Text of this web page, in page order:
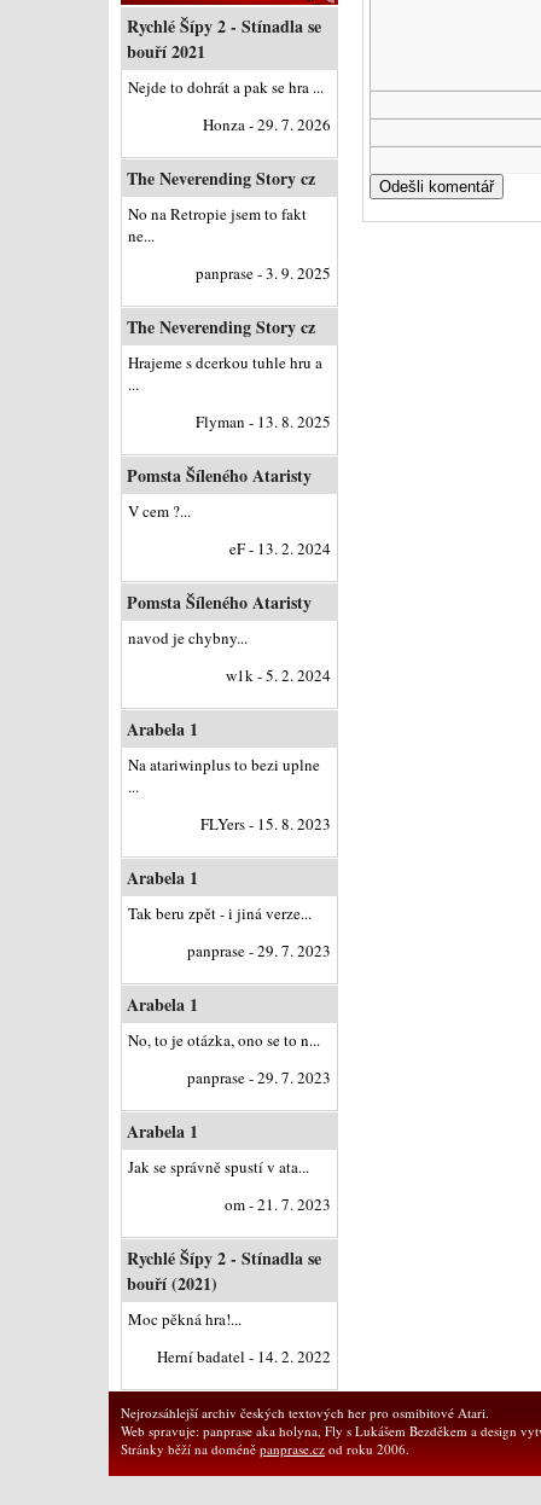
Rychlé Šípy 2 - Stínadla se
bouří 2021
Nejde to dohrát a pak se hra ...
Honza - 29. 7. 2026
The Neverending Story cz
No na Retropie jsem to fakt
ne...
panprase - 3. 9. 2025
The Neverending Story cz
Hrajeme s dcerkou tuhle hru a
...
Flyman - 13. 8. 2025
Pomsta Šíleného Ataristy
V cem ?...
eF - 13. 2. 2024
Pomsta Šíleného Ataristy
navod je chybny...
w1k - 5. 2. 2024
Arabela 1
Na atariwinplus to bezi uplne
...
FLYers - 15. 8. 2023
Arabela 1
Tak beru zpět - i jiná verze...
panprase - 29. 7. 2023
Arabela 1
No, to je otázka, ono se to n...
panprase - 29. 7. 2023
Arabela 1
Jak se správně spustí v ata...
om - 21. 7. 2023
Rychlé Šípy 2 - Stínadla se
bouří (2021)
Moc pěkná hra!...
Herní badatel - 14. 2. 2022
Nejrozsáhlejší archiv českých textových her pro osmibitové Atari.
Web spravuje: panprase aka holyna, Fly s Lukášem Bezděkem a design
Stránky běží na doméně panprase.cz od roku 2006.